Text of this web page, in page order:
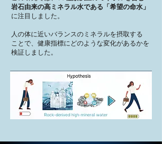
岩石由来の高ミネラル水である 「希望の命水」
に注目しました。
人の体に近いバランスのミネラルを摂取する
ことで、健康指標にどのような変化があるかを
検証しました。